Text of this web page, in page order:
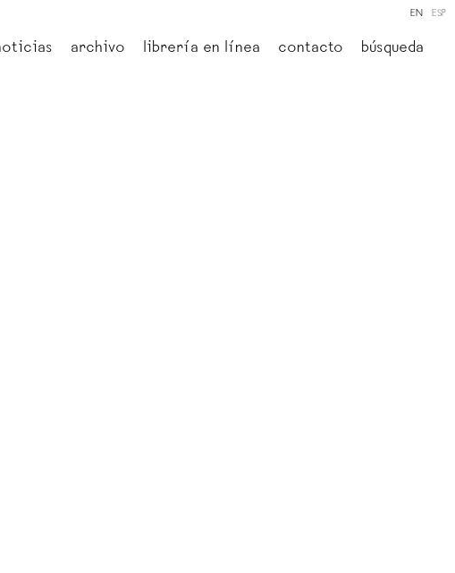
archivo librería en línea contacto búsqueda
EN ESP